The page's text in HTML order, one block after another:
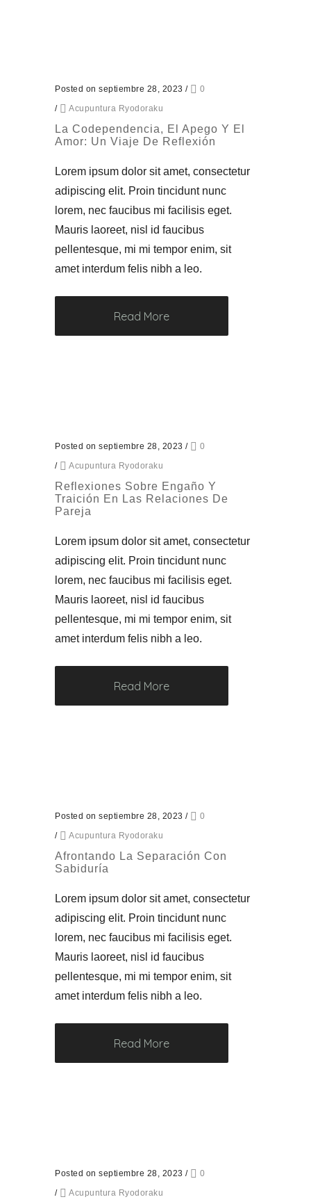
Posted on septiembre 28, 2023 /
0
/
Acupuntura Ryodoraku
La Codependencia, El Apego Y El
Amor: Un Viaje De Reflexión
Lorem ipsum dolor sit amet, consectetur
adipiscing elit. Proin tincidunt nunc
lorem, nec faucibus mi facilisis eget.
Mauris laoreet, nisl id faucibus
pellentesque, mi mi tempor enim, sit
amet interdum felis nibh a leo.
Read More
Posted on septiembre 28, 2023 /
0
/
Acupuntura Ryodoraku
Reflexiones Sobre Engaño Y
Traición En Las Relaciones De
Pareja
Lorem ipsum dolor sit amet, consectetur
adipiscing elit. Proin tincidunt nunc
lorem, nec faucibus mi facilisis eget.
Mauris laoreet, nisl id faucibus
pellentesque, mi mi tempor enim, sit
amet interdum felis nibh a leo.
Read More
Posted on septiembre 28, 2023 /
0
/
Acupuntura Ryodoraku
Afrontando La Separación Con
Sabiduría
Lorem ipsum dolor sit amet, consectetur
adipiscing elit. Proin tincidunt nunc
lorem, nec faucibus mi facilisis eget.
Mauris laoreet, nisl id faucibus
pellentesque, mi mi tempor enim, sit
amet interdum felis nibh a leo.
Read More
Posted on septiembre 28, 2023 /
0
/
Acupuntura Ryodoraku